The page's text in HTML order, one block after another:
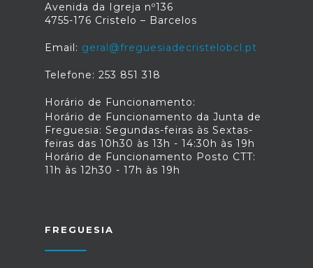
Avenida da Igreja nº136
4755-176 Cristelo – Barcelos
Email: geral@freguesiadecristelobcl.pt
Telefone: 253 851 318
Horário de Funcionamento:
Horário de Funcionamento da Junta de
Freguesia: Segundas-feiras às Sextas-
feiras das 10h30 às 13h - 14:30h às 19h
Horário de Funcionamento Posto CTT:
11h às 12h30 - 17h às 19h
FREGUESIA